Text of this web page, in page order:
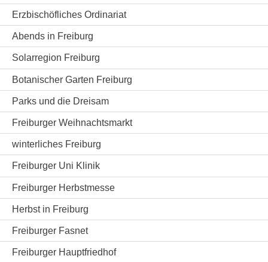
Erzbischöfliches Ordinariat
Abends in Freiburg
Solarregion Freiburg
Botanischer Garten Freiburg
Parks und die Dreisam
Freiburger Weihnachtsmarkt
winterliches Freiburg
Freiburger Uni Klinik
Freiburger Herbstmesse
Herbst in Freiburg
Freiburger Fasnet
Freiburger Hauptfriedhof